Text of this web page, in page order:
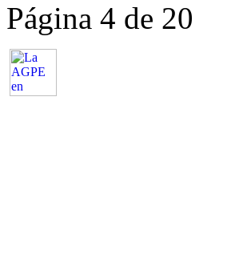
Página 4 de 20